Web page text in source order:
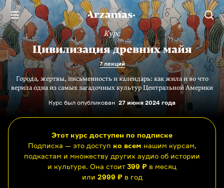
Курс
Цивилизация древних майя
7 лекций
Города, жертвы, письменность и календарь: как жила и во что
верила одна из самых загадочных культур Центральной Америки
Курс был опубликован 27 июня 2024 года
Этот курс доступен по подписке
Подписка — это доступ ко всем нашим курсам,
подкастам и множеству других аудио об истории
и культуре. Она стоит399 ₽ в месяц
или 2999 ₽в год